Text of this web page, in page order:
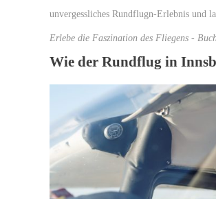
unvergessliches Rundflugn-Erlebnis und
Erlebe die Faszination des Fliegens -
Wie der Rundflug in